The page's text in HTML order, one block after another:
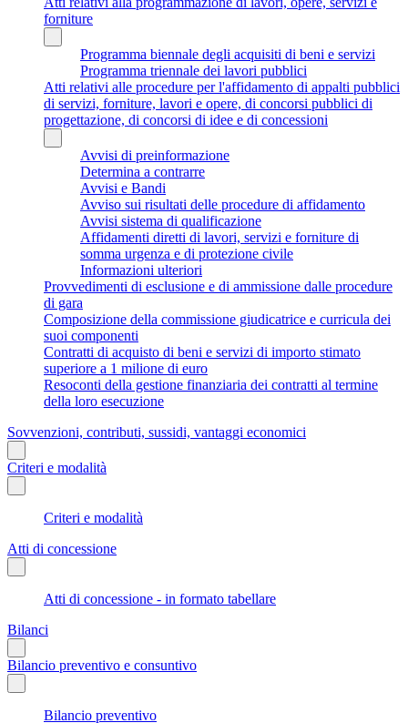
forniture
Programma biennale degli acquisiti di beni e servizi
Programma triennale dei lavori pubblici
Atti relativi alle procedure per l'affidamento di appalti pubblici
di servizi, forniture, lavori e opere, di concorsi pubblici di
progettazione, di concorsi di idee e di concessioni
Avvisi di preinformazione
Determina a contrarre
Avvisi e Bandi
Avviso sui risultati delle procedure di affidamento
Avvisi sistema di qualificazione
Affidamenti diretti di lavori, servizi e forniture di
somma urgenza e di protezione civile
Informazioni ulteriori
Provvedimenti di esclusione e di ammissione dalle procedure
di gara
Composizione della commissione giudicatrice e curricula dei
suoi componenti
Contratti di acquisto di beni e servizi di importo stimato
superiore a 1 milione di euro
Resoconti della gestione finanziaria dei contratti al termine
della loro esecuzione
Sovvenzioni, contributi, sussidi, vantaggi economici
Criteri e modalità
Criteri e modalità
Atti di concessione
Atti di concessione - in formato tabellare
Bilanci
Bilancio preventivo e consuntivo
Bilancio preventivo